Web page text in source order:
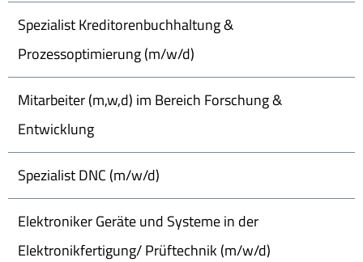
Spezialist Kreditorenbuchhaltung &
Prozessoptimierung (m/w/d)
Mitarbeiter (m,w,d) im Bereich Forschung &
Entwicklung
Spezialist DNC (m/w/d)
Elektroniker Geräte und Systeme in der
Elektronikfertigung/ Prüftechnik (m/w/d)